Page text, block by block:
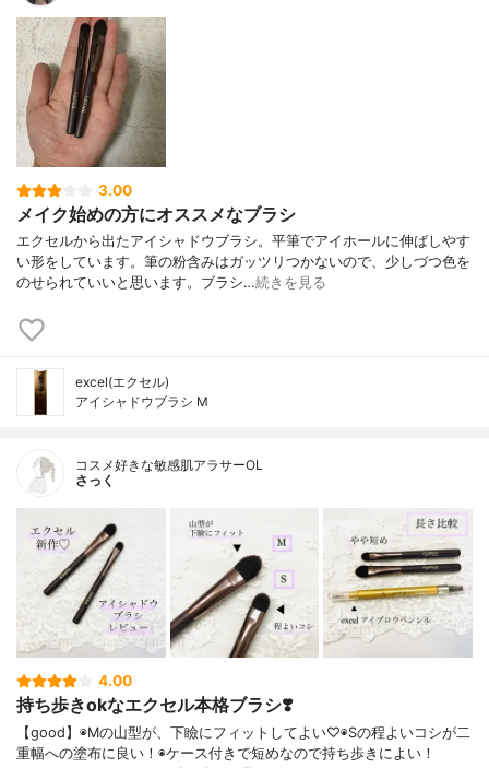
3.00
メイク始めの方にオススメなブラシ
エクセルから出たアイシャドウブラシ。平筆でアイホールに伸ばしやす
い形をしています。筆の粉含みはガッツリつかないので、少しづつ色を
のせられていいと思います。ブラシ…続きを見る
excel(エクセル)
アイシャドウブラシ M
コスメ好きな敏感肌アラサーOL
さっく
4.00
持ち歩きokなエクセル本格ブラシ❣️
【good】◉Mの山型が、下瞼にフィットしてよい♡◉Sの程よいコシが二
重幅への塗布に良い！◉ケース付きで短めなので持ち歩きによい！